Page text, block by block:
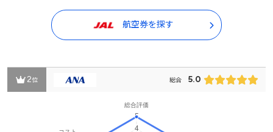
航空券を探す
2位 総合 5.0